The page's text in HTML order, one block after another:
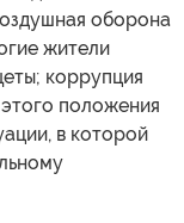
оборона
жители
коррупция
положения
в которой